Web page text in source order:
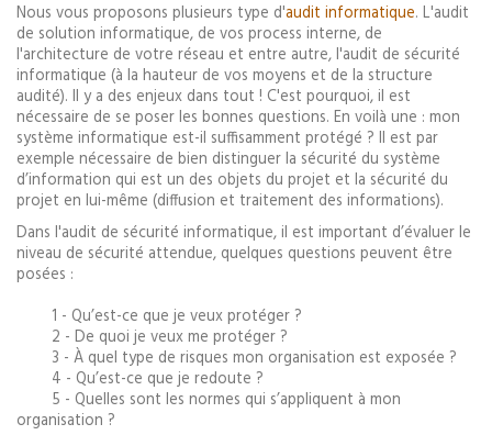
Nous vous proposons plusieurs type d'audit informatique. L'audit
de solution informatique, de vos process interne, de
l'architecture de votre réseau et entre autre, l'audit de sécurité
informatique (à la hauteur de vos moyens et de la structure
audité). Il y a des enjeux dans tout ! C'est pourquoi, il est
nécessaire de se poser les bonnes questions. En voilà une : mon
système informatique est-il suffisamment protégé ? Il est par
exemple nécessaire de bien distinguer la sécurité du système
d’information qui est un des objets du projet et la sécurité du
projet en lui-même (diffusion et traitement des informations).
Dans l'audit de sécurité informatique, il est important d’évaluer le
niveau de sécurité attendue, quelques questions peuvent être
posées :
1 - Qu’est-ce que je veux protéger ?
2 - De quoi je veux me protéger ?
3 - À quel type de risques mon organisation est exposée ?
4 - Qu’est-ce que je redoute ?
5 - Quelles sont les normes qui s’appliquent à mon
organisation ?